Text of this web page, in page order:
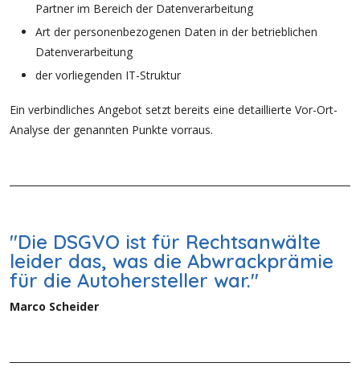
Partner im Bereich der Datenverarbeitung
Art der personenbezogenen Daten in der betrieblichen
Datenverarbeitung
der vorliegenden IT-Struktur
Ein verbindliches Angebot setzt bereits eine detaillierte Vor-Ort-
Analyse der genannten Punkte vorraus.
"Die DSGVO ist für Rechtsanwälte
leider das, was die Abwrackprämie
für die Autohersteller war."
Marco Scheider